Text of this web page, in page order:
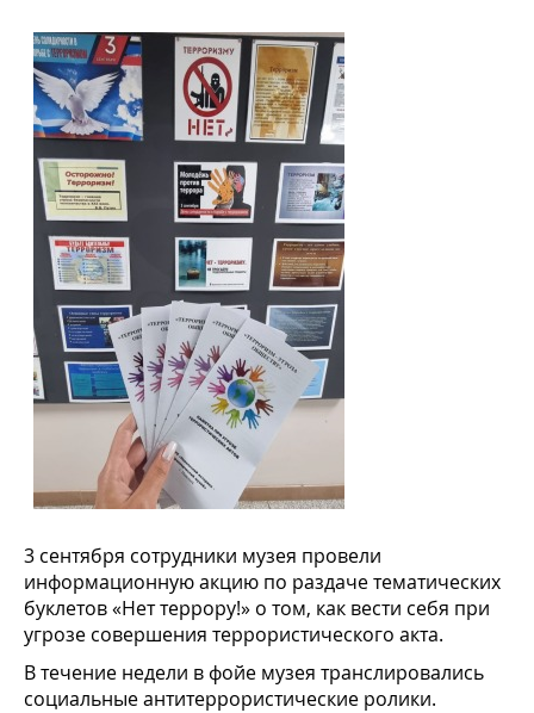
3 сентября сотрудники музея провели
информационную акцию по раздаче тематических
буклетов «Нет террору!» о том, как вести себя при
угрозе совершения террористического акта.
В течение недели в фойе музея транслировались
социальные антитеррористические ролики.